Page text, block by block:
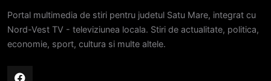
Portal multimedia de stiri pentru judetul Satu Mare, integrat cu
Nord-Vest TV - televiziunea locala. Stiri de actualitate, politica,
economie, sport, cultura si multe altele.